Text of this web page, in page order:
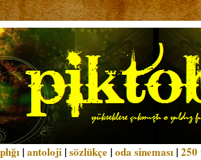
|antoloji |sözlükçe |oda sineması |250